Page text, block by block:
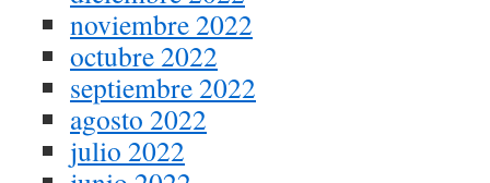
noviembre 2022
octubre 2022
septiembre 2022
agosto 2022
julio 2022